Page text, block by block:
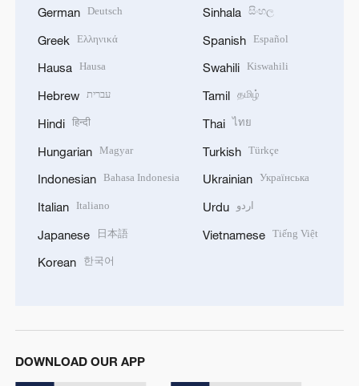
German Deutsch
Greek Ελληνικά
Hausa Hausa
Hebrew עברית
Hindi हिन्दी
Hungarian Magyar
Indonesian Bahasa Indonesia
Italian Italiano
Japanese 日本語
Korean 한국어
Sinhala සිංහල
Spanish Español
Swahili Kiswahili
Tamil தமிழ்
Thai ไทย
Turkish Türkçe
Ukrainian Українська
Urdu اردو
Vietnamese Tiếng Việt
DOWNLOAD OUR APP